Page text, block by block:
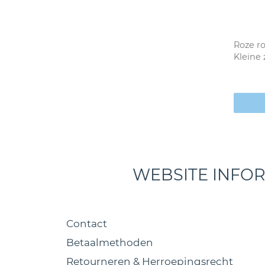
Roze
Kleine
WEBSITE
Contact
Betaalmethoden
Retourneren & Herroepingsrecht